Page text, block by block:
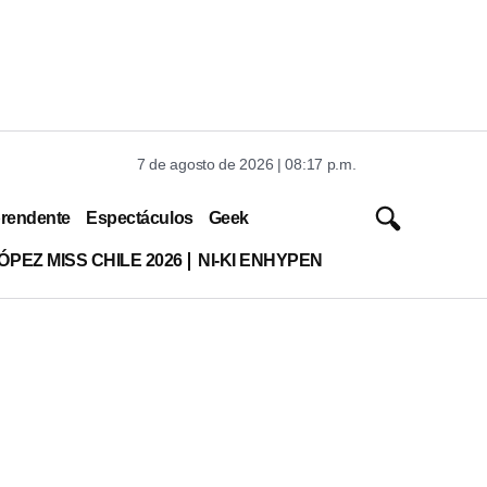
7 de agosto de 2026 | 08:17 p.m.
Espectáculos Geek
MISS CHILE 2026 NI-KI ENHYPEN